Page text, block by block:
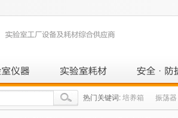
热门关键词: 培养箱 振荡器